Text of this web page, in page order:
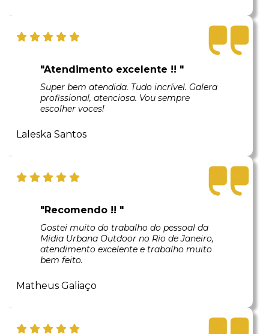
"Atendimento excelente !! "
Super bem atendida. Tudo incrível. Galera
profissional, atenciosa. Vou sempre
escolher voces!
Laleska Santos
"Recomendo !! "
Gostei muito do trabalho do pessoal da
Midia Urbana Outdoor no Rio de Janeiro,
atendimento excelente e trabalho muito
bem feito.
Matheus Galiaço